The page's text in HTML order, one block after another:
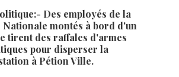
Des employés de la
montés à bord d'un
tirent des raffales d'armes
pour disperser la
à Pétion Ville.